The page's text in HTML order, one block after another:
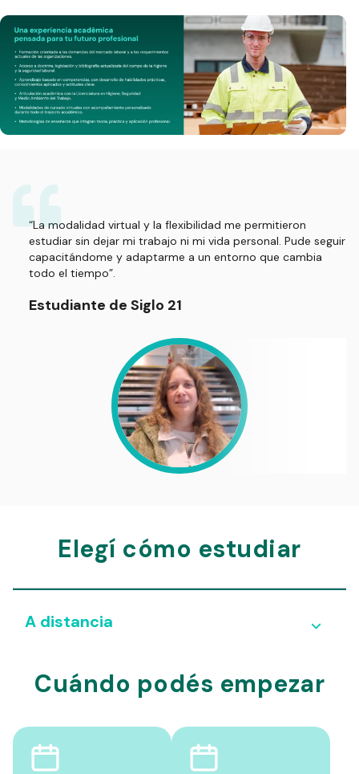
“La modalidad virtual y la flexibilidad me permitieron
estudiar sin dejar mi trabajo ni mi vida personal. Pude seguir
capacitándome y adaptarme a un entorno que cambia
todo el tiempo”.
Estudiante de Siglo 21
Elegí cómo estudiar
A distancia
Cuándo podés empezar